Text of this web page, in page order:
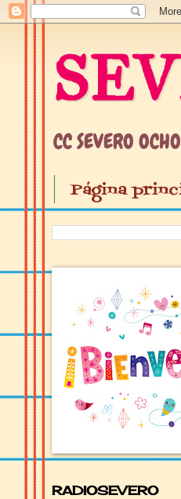
CC SEVERO
Página
RADIOSEVERO